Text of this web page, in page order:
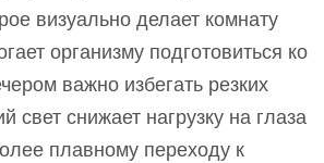
визуально делает комнату
организму подготовиться ко
важно избегать резких
свет снижает нагрузку на глаза
плавному переходу к